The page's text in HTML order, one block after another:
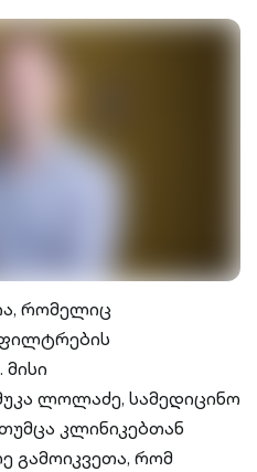
რომელიც
ლოლაძე, სამედიცინო
კლინიკებთან
გამოიკვეთა, რომ